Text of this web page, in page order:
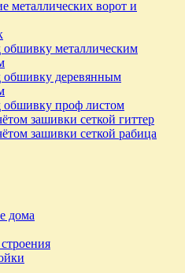
металлических ворот и
обшивку металлическим
обшивку деревянным
обшивку проф листом
зашивки сеткой гиттер
зашивки сеткой рабица
дома